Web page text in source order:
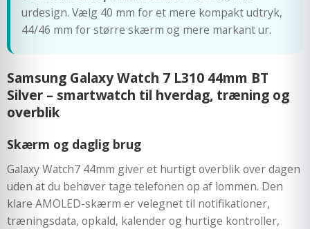
urdesign. Vælg 40 mm for et mere kompakt udtryk,
44/46 mm for større skærm og mere markant ur.
Samsung Galaxy Watch 7 L310 44mm BT
Silver – smartwatch til hverdag, træning og
overblik
Skærm og daglig brug
Galaxy Watch7 44mm giver et hurtigt overblik over dagen
uden at du behøver tage telefonen op af lommen. Den
klare AMOLED-skærm er velegnet til notifikationer,
træningsdata, opkald, kalender og hurtige kontroller,